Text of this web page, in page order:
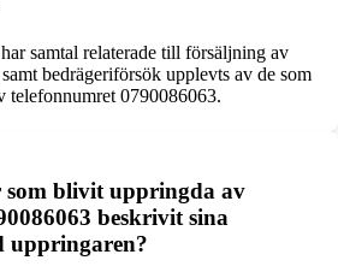
samtal relaterade till försäljning av
bedrägeriförsök upplevts av de som
telefonnumret 0790086063.
som blivit uppringda av
beskrivit sina
uppringaren?